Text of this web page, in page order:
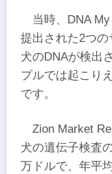
当時、DNA
提出された2つ
犬のDNAが検出
プルでは起こり
です。
Zion Market
犬の遺伝子検査
万ドルで、年平